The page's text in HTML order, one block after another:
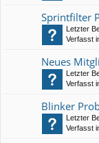
Sprintfilter
Letzter
Verfasst
Neues
Letzter
Verfasst
Blinker
Letzter
Verfasst